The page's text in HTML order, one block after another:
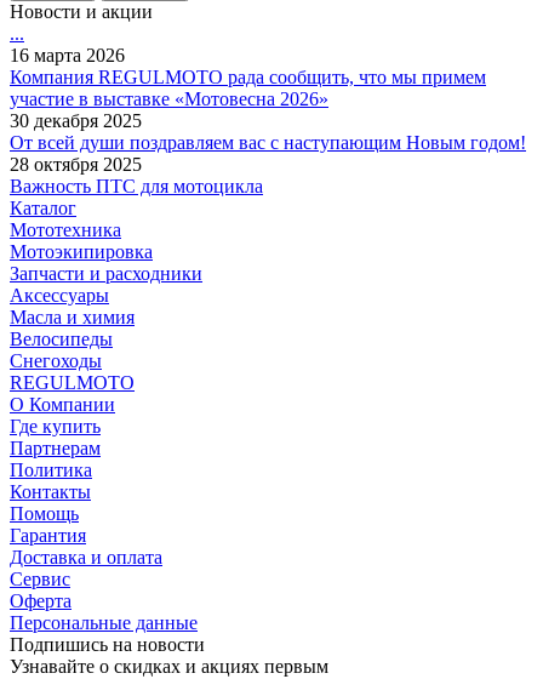
Новости и акции
...
16 марта 2026
Компания REGULMOTO рада сообщить, что мы примем
участие в выставке «Мотовесна 2026»
30 декабря 2025
От всей души поздравляем вас с наступающим Новым годом!
28 октября 2025
Важность ПТС для мотоцикла
Каталог
Мототехника
Мотоэкипировка
Запчасти и расходники
Аксессуары
Масла и химия
Велосипеды
Снегоходы
REGULMOTO
О Компании
Где купить
Партнерам
Политика
Контакты
Помощь
Гарантия
Доставка и оплата
Сервис
Оферта
Персональные данные
Подпишись на новости
Узнавайте о скидках и акциях первым